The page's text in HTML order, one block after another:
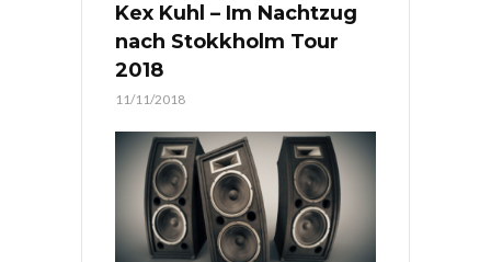
Kex Kuhl – Im Nachtzug
nach Stokkholm Tour
2018
11/11/2018